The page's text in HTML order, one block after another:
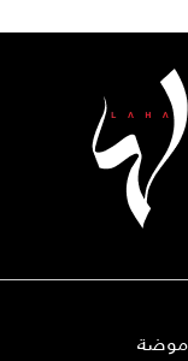
موضة